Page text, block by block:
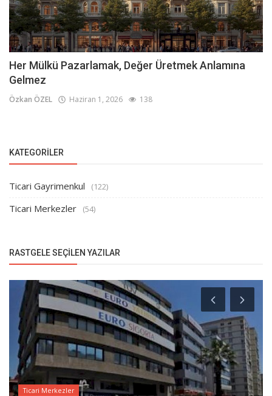
Her Mülkü Pazarlamak, Değer Üretmek Anlamına
Gelmez
Özkan ÖZEL Haziran 1, 2026 138
KATEGORILER
Ticari Gayrimenkul (122)
Ticari Merkezler (54)
RASTGELE SEÇILEN YAZILAR
Ticari Merkezler